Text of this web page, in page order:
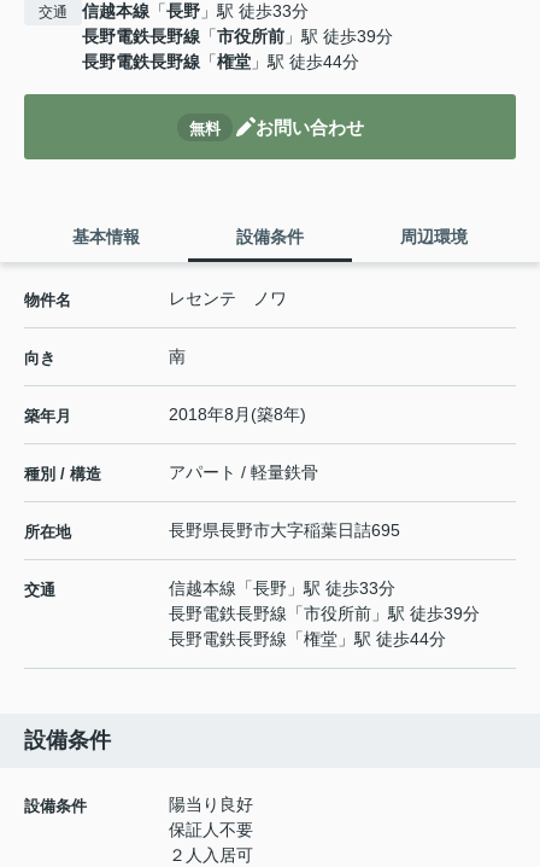
交通 信越本線 「長野 」駅 徒歩33分
長野電鉄長野線 「市役所前 」駅 徒歩39分
長野電鉄長野線 「権堂 」駅 徒歩44分
無料 お問い合わせ
基本情報 設備条件 周辺環境
物件名 レセンテ ノワ
向き 南
築年月 2018年8月(築8年)
種別 / 構造 アパート / 軽量鉄骨
所在地 長野県長野市大字稲葉日詰695
交通 信越本線 「長野 」駅 徒歩33分
長野電鉄長野線 「市役所前 」駅 徒歩39分
長野電鉄長野線 「権堂 」駅 徒歩44分
設備条件
設備条件
陽当り良好
保証人不要
２人入居可